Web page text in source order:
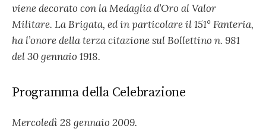
viene decorato con la Medaglia d’Oro al Valor
Militare. La Brigata, ed in particolare il 151° Fanteria,
ha l’onore della terza citazione sul Bollettino n. 981
del 30 gennaio 1918.
Programma della Celebrazione
Mercoledì 28 gennaio 2009.